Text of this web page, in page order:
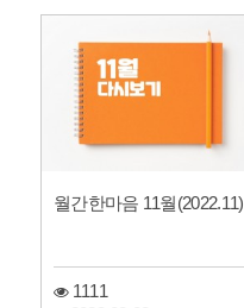
월간한마음 11월(2022.11)
1111